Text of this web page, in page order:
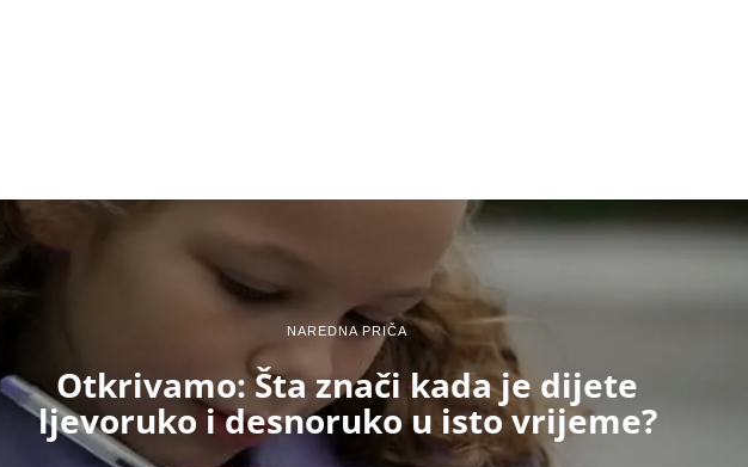
NAREDNA PRIČA
Otkrivamo: Šta znači kada je dijete
ljevoruko i desnoruko u isto vrijeme?